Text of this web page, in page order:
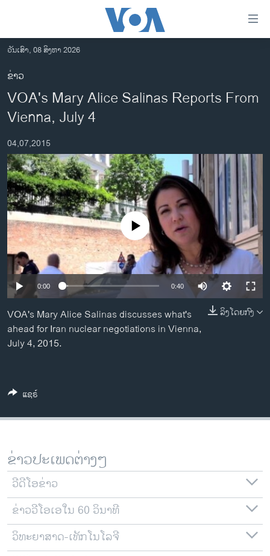
ເຂົ້າ
ຫາ
ຂ້າມ
ຂ້າມ
ຂ້າມ
ຫາ
ຊອກ
ຄົ້ນ
ອາເມຣິກາ
ການເລືອກຕັ້ງ ປະທານາທີບໍດີ ສະຫະລັດ 2024
ຂ່າວ​ຈີນ
ໂລກ
ເອເຊຍ
ອິດສະຫຼະພາບດ້ານການຂ່າວ
ຊີວິດຊາວລາວ
ຊຸມຊົນຊາວລາວ
ວິທະຍາສາດ-ເທັກໂນໂລຈີ
ທຸລະກິດ
ພາສາອັງກິດ
ວີດີໂອ
ລາຍການກະຈາຍສຽງ
ຕິດຕາມພວກເຮົາ ທີ່
ພາສາຕ່າງໆ
ວັນເສົາ, 08 ສິງຫາ 2026
ຂ່າວ
VOA's Mary Alice Salinas Reports From
Vienna, July 4
04,07,2015
No media source currently available
0:00 0:40
ລິງໂດຍກົງ
VOA's Mary Alice Salinas discusses what's
ahead for Iran nuclear negotiations in Vienna,
July 4, 2015.
ແຊຣ໌
ຂ່າວປະເພດຕ່າງໆ
ວີດີໂອຂ່າວ
ຂ່າວວີໂອເອໃນ 60 ວິນາທີ
ວິທະຍາສາດ-ເທັກໂນໂລຈີ